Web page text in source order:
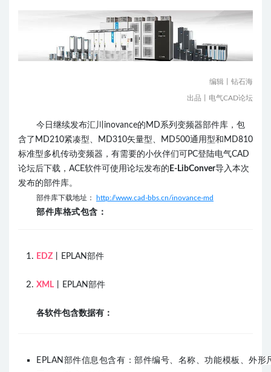
编辑丨钻石海
出品丨电气CAD论坛
今日继续发布汇川inovance的MD系列变频器部件库，包
含了MD210紧凑型、MD310矢量型、MD500通用型和MD810
标准型多机传动变频器， 有需要的小伙伴们可PC登陆电气CAD
论坛后下载，ACE软件可使用论坛发布的 E-LibConver导入本次
发布的部件库。
部件库下载地址： http://www.cad-bbs.cn/inovance-md
部件库格式包含：
EDZ 丨EPLAN部件
XML 丨EPLAN部件
各软件包含数据有：
EPLAN部件信息包含有：部件编号、名称、功能模板、外形